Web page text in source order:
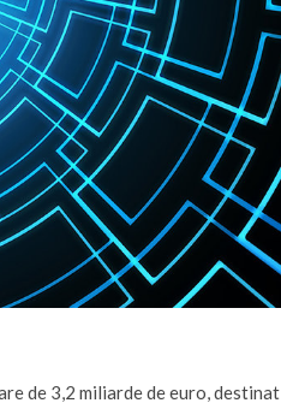
de 3,2 miliarde de euro, destinat